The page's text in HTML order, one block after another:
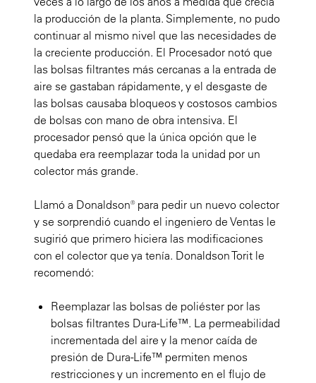
la producción de la planta. Simplemente, no pudo
continuar al mismo nivel que las necesidades de
la creciente producción. El Procesador notó que
las bolsas filtrantes más cercanas a la entrada de
aire se gastaban rápidamente, y el desgaste de
las bolsas causaba bloqueos y costosos cambios
de bolsas con mano de obra intensiva. El
procesador pensó que la única opción que le
quedaba era reemplazar toda la unidad por un
colector más grande.
Llamó a Donaldson® para pedir un nuevo colector
y se sorprendió cuando el ingeniero de Ventas le
sugirió que primero hiciera las modificaciones
con el colector que ya tenía. Donaldson Torit le
recomendó:
Reemplazar las bolsas de poliéster por las
bolsas filtrantes Dura-Life™. La permeabilidad
incrementada del aire y la menor caída de
presión de Dura-Life™ permiten menos
restricciones y un incremento en el flujo de